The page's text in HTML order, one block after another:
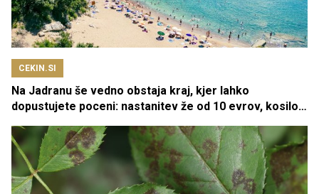
CEKIN.SI
Na Jadranu še vedno obstaja kraj, kjer lahko
dopustujete poceni: nastanitev že od 10 evrov, kosilo